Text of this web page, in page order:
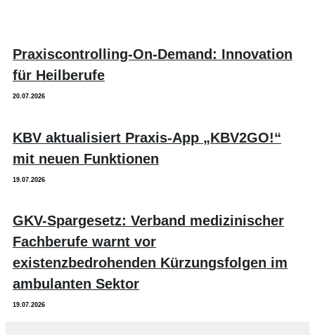
Praxiscontrolling-On-Demand: Innovation
für Heilberufe
20.07.2026
KBV aktualisiert Praxis-App „KBV2GO!“
mit neuen Funktionen
19.07.2026
GKV-Spargesetz: Verband medizinischer
Fachberufe warnt vor
existenzbedrohenden Kürzungsfolgen im
ambulanten Sektor
19.07.2026